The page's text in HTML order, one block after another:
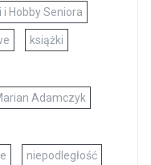
i Hobby Seniora
książki
Adamczyk
niepodległość